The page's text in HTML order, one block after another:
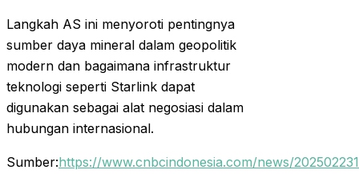
Langkah AS ini menyoroti pentingnya
sumber daya mineral dalam geopolitik
modern dan bagaimana infrastruktur
teknologi seperti Starlink dapat
digunakan sebagai alat negosiasi dalam
hubungan internasional.
Sumber:https://www.cnbcindonesia.com/news/